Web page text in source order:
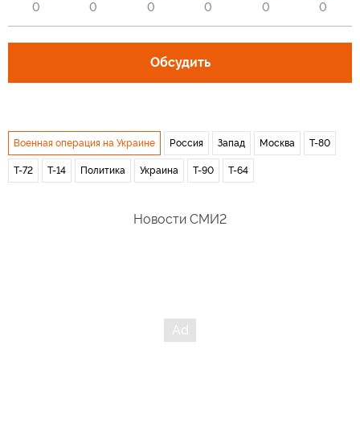
0 0 0 0 0 0
Обсудить
Военная операция на Украине Россия Запад Москва Т-80
Т-72 Т-14 Политика Украина Т-90 Т-64
Новости СМИ2